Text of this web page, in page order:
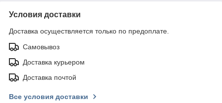
Условия доставки
Доставка осуществляется только по предоплате.
Самовывоз
Доставка курьером
Доставка почтой
Все условия доставки